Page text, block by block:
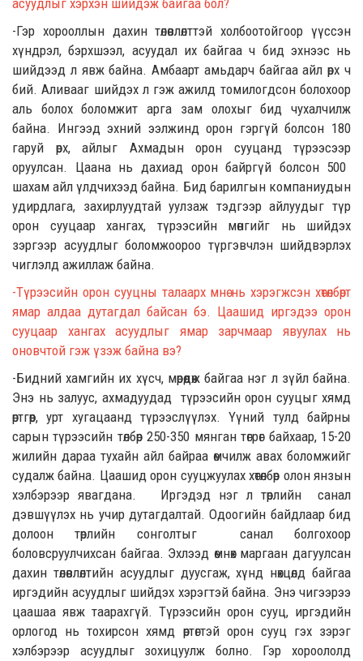
асуудлыг хэрхэн шийдэж байгаа бол?
-Гэр хорооллын дахин төлөвлөлттэй холбоотойгоор үүссэн
хүндрэл, бэрхшээл, асуудалих байгаа ч бид эхнээс нь
шийдээд лявж байна. Амбаарт амьдарч байгаа айл өрх ч
бий.Аливааг шийдэх л гэж ажилд томилогдсонболохоор
аль болох боломжитарга зам олохыгбидчухалчилж
байна. Ингээд эхний ээлжиндорон гэргүй болсон 180
гаруй өрх,айлыг Ахмадын орон сууцанд түрээсээр
оруулсан. Цаана нь дахиад оронбайргүй болсон 500
шахамайлүлдчихээд байна. Бид барилгын компаниудын
удирдлага, захирлуудтай уулзаж тэдгээрайлуудыг түр
орон сууцаар хангах, түрээсийн мөнгийг нь шийдэх
зэргээр асуудлыг боломжоороо түргэвчлэн шийдвэрлэх
чиглэлд ажиллаж байна.
-Түрээсийн орон сууцны талаарх ө мнө нь хэрэгжсэн хөтөлбөрт
ямар алдаа дутагдал байсан бэ. Цаашид иргэдээ орон
сууцаар хангах асуудлыг ямар зарчмаар явуулах нь
оновчтой гэж үзэж байна вэ?
-Бидний хамгийн их хүсч, мөрөөдөж байгаа нэг л зүйл байна.
Энэ нь залуус, ахмадуудад түрээсийн орон сууцыг хямд
өртгөөр, урт хугацаанд түрээслүүлэх.Үүний тулд байрны
сарын түрээсийн төлбөр 250-350 мянган төгрөг байхаар, 15-20
жилийн дараа тухайн айл байраа өмчилж авах боломжийг
судалж байна. Цаашидорон сууцжуулах хөтөлбөр олон янзын
хэлбэрээр явагдана. Иргэдэд нэг л төрлийн санал
дэвшүүлэх нь учир дутагдалтай.Одоогийн байдлаарбид
долоон төрлийн сонголтыг
санал болгохоор
боловсруулчихсан байгаа. Эхлээд өмнөх маргаан дагуулсан
дахин төлөвлөлтийн асуудлыгдуусгаж, хүнд нөхцөлд байгаа
иргэдийн асуудлыг шийдэх хэрэгтэй байна. Энэ чигээрээ
цаашаа явж таарахгүй. Түрээсийн орон сууц, иргэдийн
орлогод ньтохирсон хямд өртөгтэй орон сууц гэх зэрэг
хэлбэрээр асуудлыг зохицуулж болно.
Гэр хороололд